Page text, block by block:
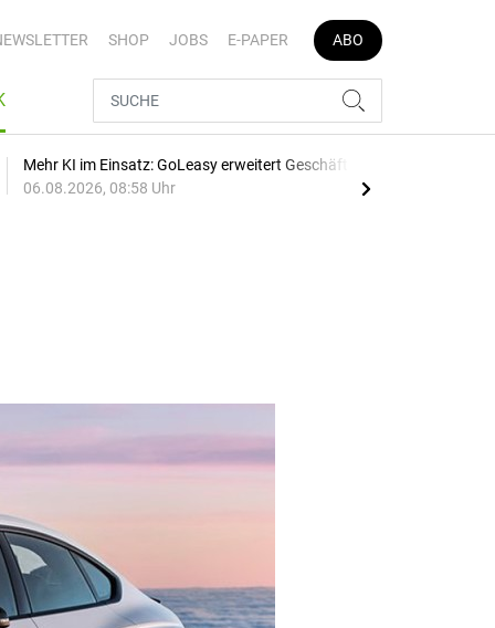
SHOP JOBS E-PAPER ABO
Mehr KI im Einsatz: GoLeasy erweitert Geschäftsleitung
06.08.2026, 08:58 Uhr